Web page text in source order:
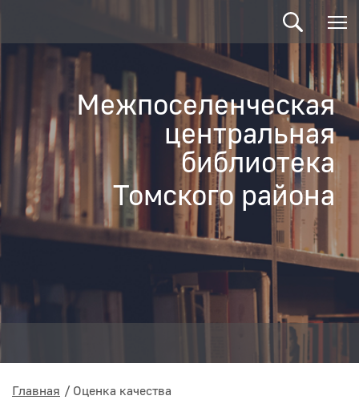
Межпоселенческая
центральная
библиотека
Томского района
Главная Оценка качества